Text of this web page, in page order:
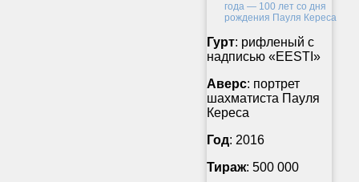
Гурт: рифленый с
надписью «EESTI»
Аверс: портрет
шахматиста Пауля
Кереса
Год: 2016
Тираж: 500 000